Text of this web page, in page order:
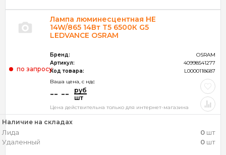
Лампа люминесцентная HE
14W/865 14Вт T5 6500К G5
LEDVANCE OSRAM
Бренд:
OSRAM
Артикул:
40998541277
Код товара:
L0000118687
Ваша цена, c ндс
-- --
руб
шт
по запросу
Цена действительна только для интернет-магазина
Наличие на складах
Лида 0 шт
Удаленный
0 шт